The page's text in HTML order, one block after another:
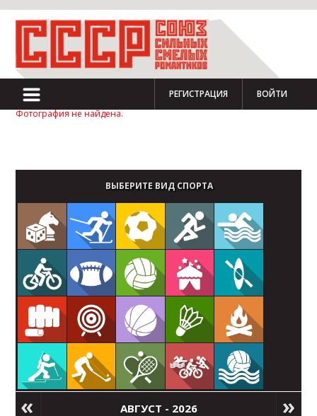
РЕГИСТРАЦИЯ
ВОЙТИ
Фотография не найдена.
ВЫБЕРИТЕ ВИД СПОРТА
АВГУСТ - 2026